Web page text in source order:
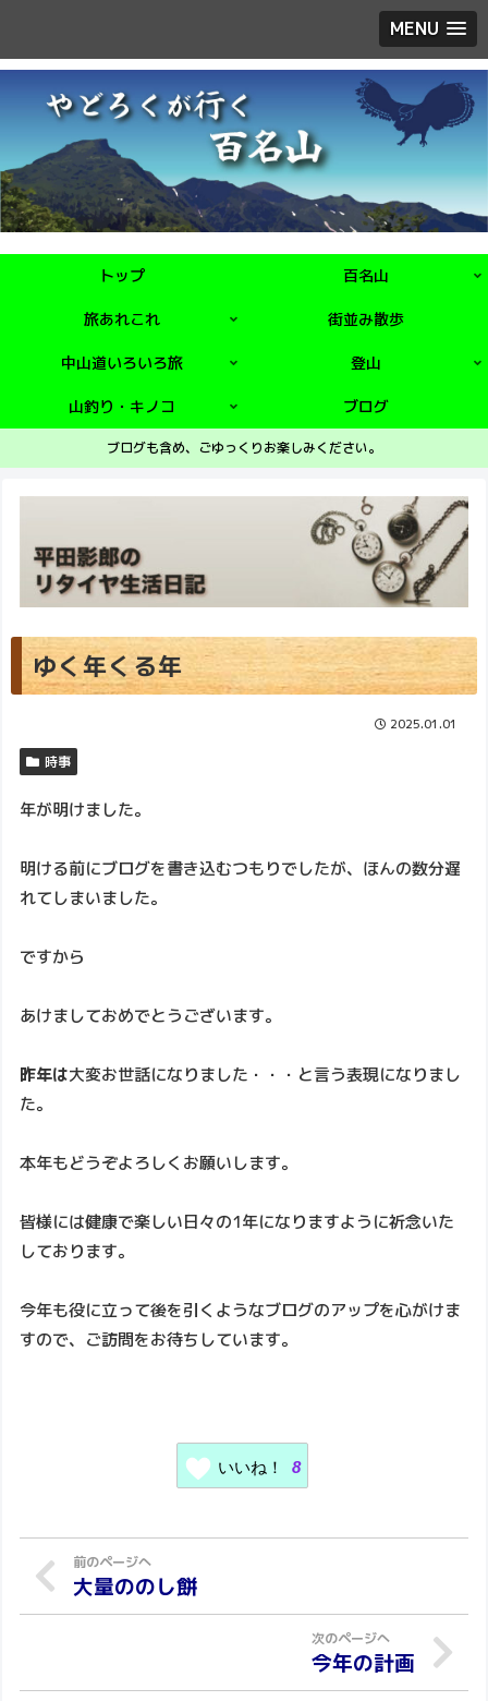
MENU
トップ 百名山
旅あれこれ 街並み散歩
中山道いろいろ旅 登山
山釣り・キノコ ブログ
ブログも含め、ごゆっくりお楽しみください。
ゆく年くる年
2025.01.01
時事
年が明けました。
明ける前にブログを書き込むつもりでしたが、ほんの数分遅
れてしまいました。
ですから
あけましておめでとうございます。
昨年は大変お世話になりました・・・と言う表現になりまし
た。
本年もどうぞよろしくお願いします。
皆様には健康で楽しい日々の1年になりますように祈念いた
しております。
今年も役に立って後を引くようなブログのアップを心がけま
すので、ご訪問をお待ちしています。
いいね！ 8
大量ののし餅
今年の計画